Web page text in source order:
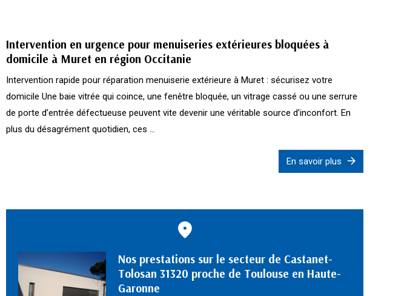
Intervention en urgence pour menuiseries extérieures bloquées à
domicile à Muret en région Occitanie
Intervention rapide pour réparation menuiserie extérieure à Muret : sécurisez votre
domicile Une baie vitrée qui coince, une fenêtre bloquée, un vitrage cassé ou une serrure
de porte d’entrée défectueuse peuvent vite devenir une véritable source d’inconfort. En
plus du désagrément quotidien, ces ...
En savoir plus
Nos prestations sur le secteur de Castanet-
Tolosan 31320 proche de Toulouse en Haute-
Garonne